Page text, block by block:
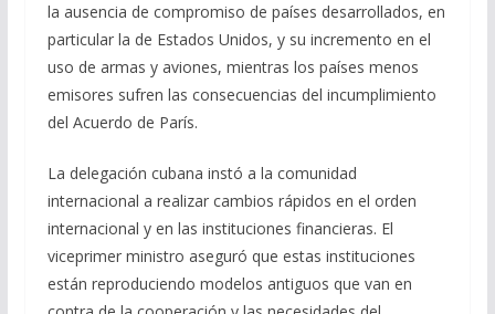
la ausencia de compromiso de países desarrollados, en
particular la de Estados Unidos, y su incremento en el
uso de armas y aviones, mientras los países menos
emisores sufren las consecuencias del incumplimiento
del Acuerdo de París.
La delegación cubana instó a la comunidad
internacional a realizar cambios rápidos en el orden
internacional y en las instituciones financieras. El
viceprimer ministro aseguró que estas instituciones
están reproduciendo modelos antiguos que van en